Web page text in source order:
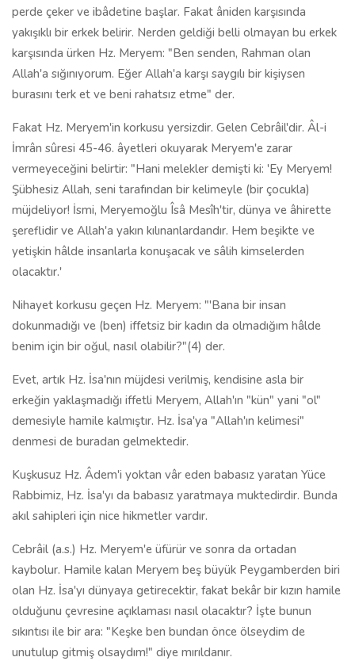
perde çeker ve ibâdetine başlar. Fakat âniden karşısında
yakışıklı bir erkek belirir. Nerden geldiği belli olmayan bu erkek
karşısında ürken Hz. Meryem: "Ben senden, Rahman olan
Allah'a sığınıyorum. Eğer Allah'a karşı saygılı bir kişiysen
burasını terk et ve beni rahatsız etme" der.
Fakat Hz. Meryem'in korkusu yersizdir. Gelen Cebrâil'dir. Âl-i
İmrân sûresi 45-46. âyetleri okuyarak Meryem'e zarar
vermeyeceğini belirtir: "Hani melekler demişti ki: 'Ey Meryem!
Şübhesiz Allah, seni tarafından bir kelimeyle (bir çocukla)
müjdeliyor! İsmi, Meryemoğlu Îsâ Mesîh'tir, dünya ve âhirette
şereflidir ve Allah'a yakın kılınanlardandır. Hem beşikte ve
yetişkin hâlde insanlarla konuşacak ve sâlih kimselerden
olacaktır.'
Nihayet korkusu geçen Hz. Meryem: "'Bana bir insan
dokunmadığı ve (ben) iffetsiz bir kadın da olmadığım hâlde
benim için bir oğul, nasıl olabilir?"(4) der.
Evet, artık Hz. İsa'nın müjdesi verilmiş, kendisine asla bir
erkeğin yaklaşmadığı iffetli Meryem, Allah'ın "kün" yani "ol"
demesiyle hamile kalmıştır. Hz. İsa'ya "Allah'ın kelimesi"
denmesi de buradan gelmektedir.
Kuşkusuz Hz. Âdem'i yoktan vâr eden babasız yaratan Yüce
Rabbimiz, Hz. İsa'yı da babasız yaratmaya muktedirdir. Bunda
akıl sahipleri için nice hikmetler vardır.
Cebrâil (a.s.) Hz. Meryem'e üfürür ve sonra da ortadan
kaybolur. Hamile kalan Meryem beş büyük Peygamberden biri
olan Hz. İsa'yı dünyaya getirecektir, fakat bekâr bir kızın hamile
olduğunu çevresine açıklaması nasıl olacaktır? İşte bunun
sıkıntısı ile bir ara: "Keşke ben bundan önce ölseydim de
unutulup gitmiş olsaydım!" diye mırıldanır.